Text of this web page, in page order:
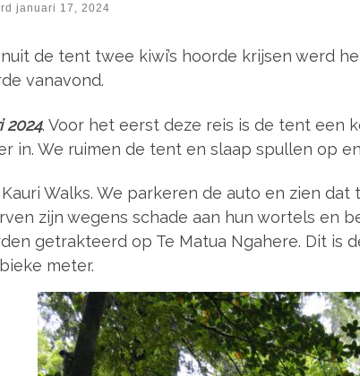
januari 17, 2024
de tent twee kiwi’s hoorde krijsen werd
vanavond.
2024. Voor het eerst deze reis is de tent een
in. We ruimen de tent en slaap spullen op
Walks. We parkeren de auto en zien
zijn wegens schade aan hun wortels en
getrakteerd op Te Matua Ngahere. Dit is
meter.